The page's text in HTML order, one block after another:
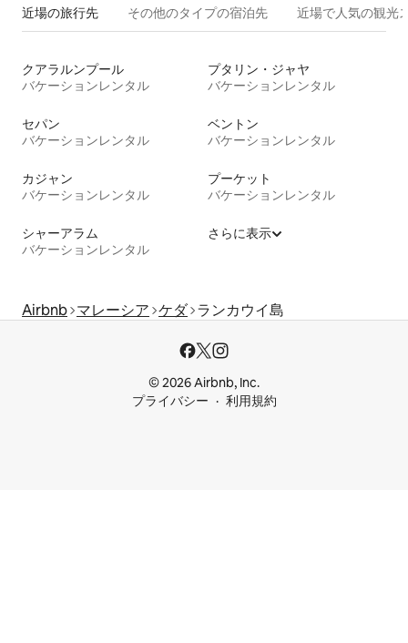
近場の旅行先 その他のタ⁠イ⁠プ⁠の宿⁠泊⁠先 近場で人気の観光
クアラルンプール
バケーションレンタル
プタリン・ジャヤ
バケーションレンタル
セパン
バケーションレンタル
ベントン
バケーションレンタル
カジャン
バケーションレンタル
プーケット
バケーションレンタル
シャーアラム
バケーションレンタル
さらに表示
Airbnb マレーシア ケダ ランカウイ島
© 2026 Airbnb, Inc.
プライバシー
利用規約